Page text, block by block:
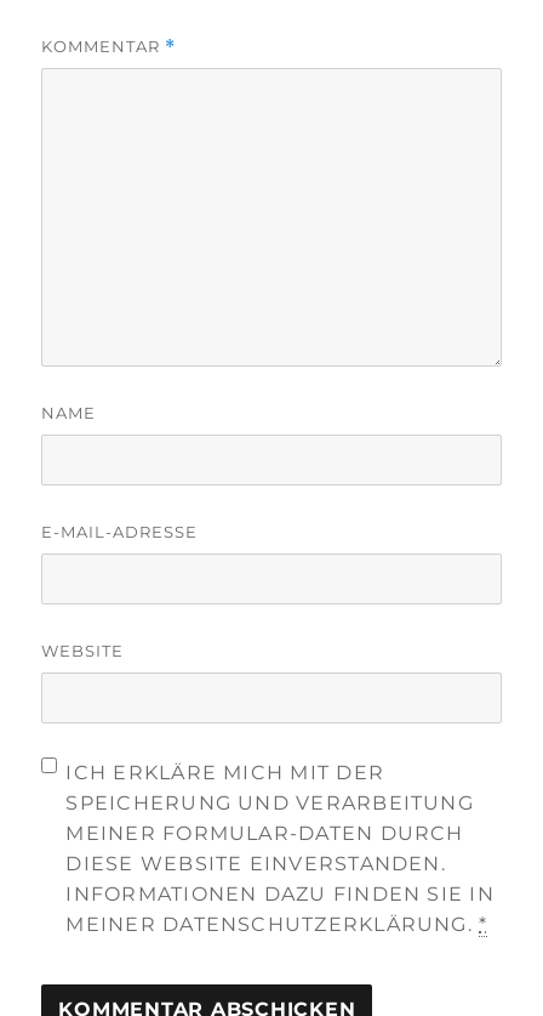
KOMMENTAR *
NAME
E-MAIL-ADRESSE
WEBSITE
ICH ERKLÄRE MICH MIT DER
SPEICHERUNG UND VERARBEITUNG
MEINER FORMULAR-DATEN DURCH
DIESE WEBSITE EINVERSTANDEN.
INFORMATIONEN DAZU FINDEN SIE IN
MEINER DATENSCHUTZERKLÄRUNG.*